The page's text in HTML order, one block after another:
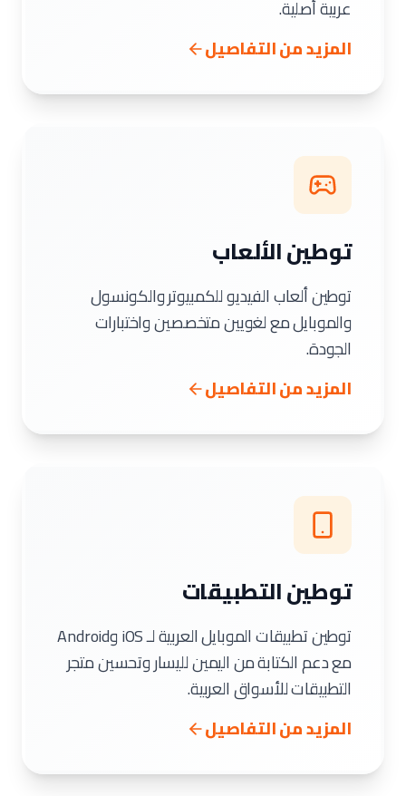
عربية أصلية.
المزيد من التفاصيل
توطين الألعاب
توطين ألعاب الفيديو للكمبيوتر والكونسول
والموبايل مع لغويين متخصصين واختبارات
الجودة.
المزيد من التفاصيل
توطين التطبيقات
توطين تطبيقات الموبايل العربية لـ iOS وAndroid
مع دعم الكتابة من اليمين لليسار وتحسين متجر
التطبيقات للأسواق العربية.
المزيد من التفاصيل